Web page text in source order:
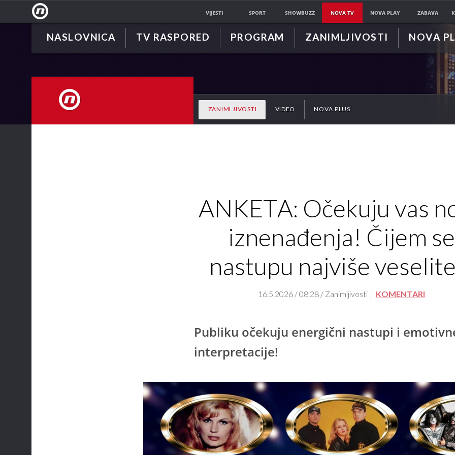
NOVA
VIJESTI SPORT SHOWBUZZ NOVA TV NOVA PLAY ZABAVA
NASLOVNICA TV RASPORED PROGRAM ZANIMLJIVOSTI NOVA
ZANIMLJIVOSTI VIDEO NOVA PLUS
ANKETA: Očekuju vas
iznenađenja! Čijem se
nastupu najviše
16.5.2026 / 08:28 / Zanimljivosti KOMENTARI
Publiku očekuju energični nastupi i
interpretacije!